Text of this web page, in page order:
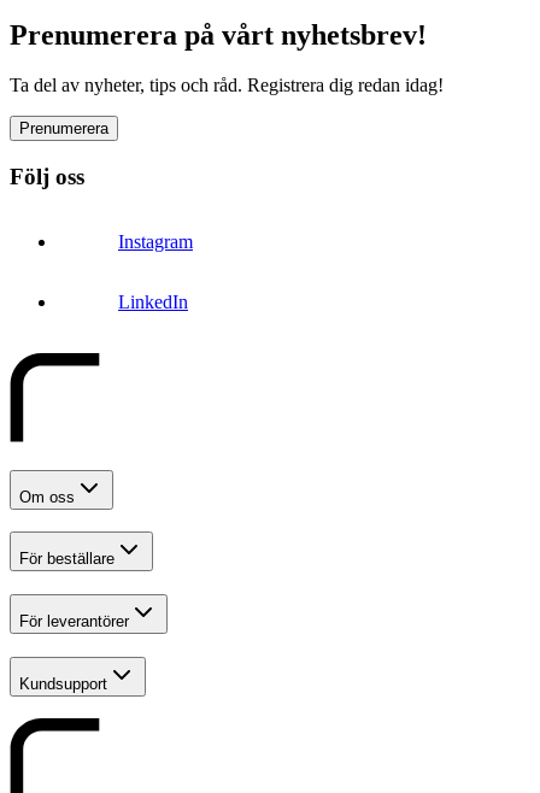
Prenumerera på vårt nyhetsbrev!
Ta del av nyheter, tips och råd. Registrera dig redan idag!
Prenumerera
Följ oss
Instagram
LinkedIn
Om oss
För beställare
För leverantörer
Kundsupport